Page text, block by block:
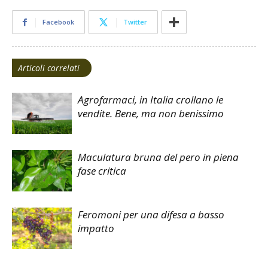
Facebook Twitter
Articoli correlati
Agrofarmaci, in Italia crollano le
vendite. Bene, ma non benissimo
Maculatura bruna del pero in piena
fase critica
Feromoni per una difesa a basso
impatto